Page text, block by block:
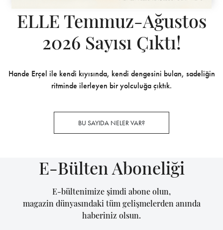
ELLE Temmuz-Ağustos
2026 Sayısı Çıktı!
Hande Erçel ile kendi kıyısında, kendi dengesini bulan, sadeliğin
ritminde ilerleyen bir yolculuğa çıktık.
BU SAYIDA NELER VAR?
E-Bülten Aboneliği
E-bültenimize şimdi abone olun,
magazin dünyasındaki tüm gelişmelerden anında
haberiniz olsun.